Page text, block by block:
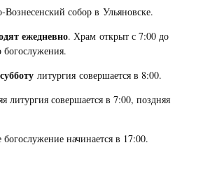
собор в Ульяновске.
ежедневно. Храм открыт с 7:00 до
богослужения.
литургия совершается в 8:00.
литургия совершается в 7:00, поздняя
богослужение начинается в 17:00.